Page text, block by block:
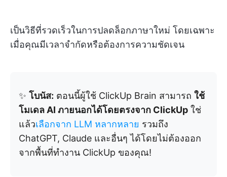
เป็นวิธีที่รวดเร็วในการปลดล็อกภาษาใหม่ โดยเฉพาะ
เมื่อคุณมีเวลาจำกัดหรือต้องการความชัดเจน
✨ โบนัส: ตอนนี้ผู้ใช้ ClickUp Brain สามารถ ใช้
โมเดล AI ภายนอกได้โดยตรงจาก ClickUp ใช่
แล้วเลือกจาก LLM หลากหลาย รวมถึง
ChatGPT, Claude และอื่นๆ ได้โดยไม่ต้องออก
จากพื้นที่ทำงาน ClickUp ของคุณ!